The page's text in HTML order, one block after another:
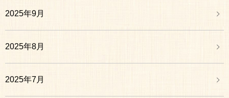
2025年9月
2025年8月
2025年7月